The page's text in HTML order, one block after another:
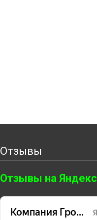
Отзывы
Отзывы на Яндекс